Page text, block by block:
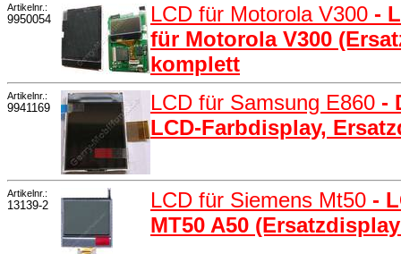
Artikelnr.:
9950054 LCD für Motorola V300 -
für Motorola V300
komplett
Artikelnr.:
9941169 LCD für Samsung E860 -
LCD-Farbdisplay,
Artikelnr.:
13139-2 LCD für Siemens Mt50 -
MT50 A50